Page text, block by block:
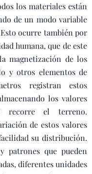
los materiales están
de un modo variable
ocurre también por
humana, que de este
magnetización de los
y otros elementos de
registran estos
los valores
recorre el terreno.
de estos valores
su distribución.
patrones que pueden
diferentes unidades